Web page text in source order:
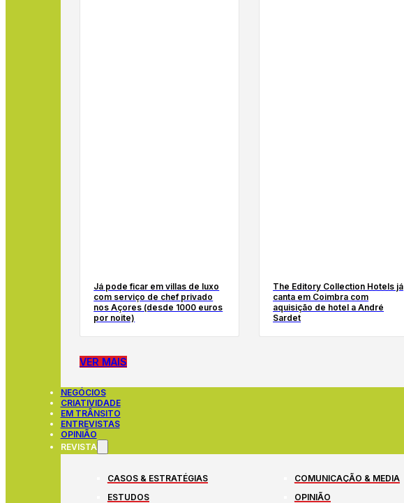
Já pode ficar em villas de luxo
com serviço de chef privado
nos Açores (desde 1000 euros
por noite)
The Editory Collection Hotels já
canta em Coimbra com
aquisição de hotel a André
Sardet
VER MAIS
NEGÓCIOS
CRIATIVIDADE
EM TRÂNSITO
ENTREVISTAS
OPINIÃO
REVISTA
CASOS & ESTRATÉGIAS COMUNICAÇÃO & MEDIA
ESTUDOS
OPINIÃO